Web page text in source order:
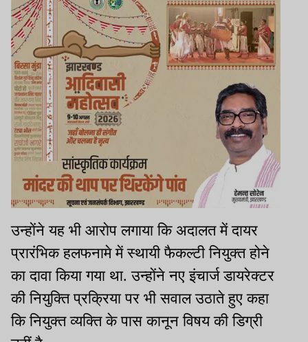
उन्होंने यह भी आरोप लगाया कि अदालत में दायर
प्रारंभिक हलफनामे में स्थायी फैकल्टी नियुक्त होने
का दावा किया गया था. उन्होंने नए इंचार्ज डायरेक्टर
की नियुक्ति प्रक्रिया पर भी सवाल उठाते हुए कहा
कि नियुक्त व्यक्ति के पास कानून विषय की डिग्री